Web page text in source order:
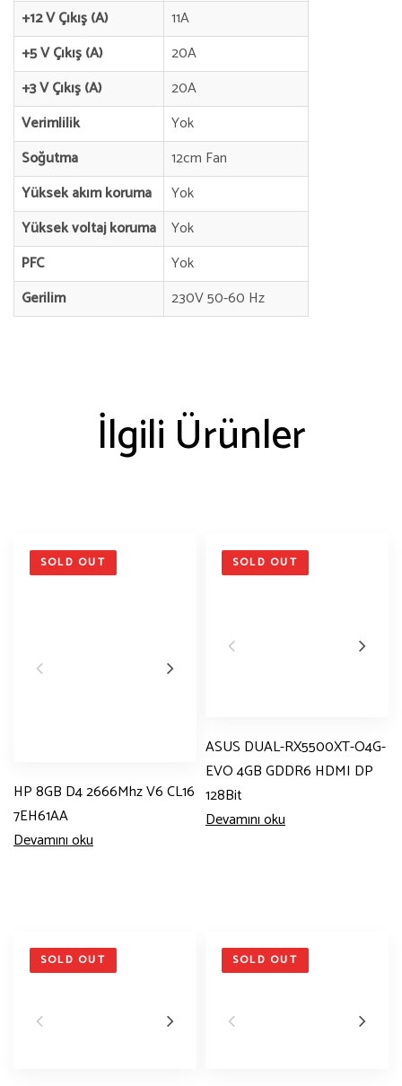
+12 V Çıkış (A)
11A
+5 V Çıkış (A)
20A
+3 V Çıkış (A)
20A
Verimlilik
Yok
Soğutma
12cm Fan
Yüksek akım koruma
Yok
Yüksek voltaj koruma
Yok
PFC
Yok
Gerilim
230V 50-60 Hz
İlgili Ürünler
SOLD OUT
HP 8GB D4 2666Mhz V6 CL16
7EH61AA
Devamını oku
SOLD OUT
ASUS DUAL-RX5500XT-O4G-
EVO 4GB GDDR6 HDMI DP
128Bit
Devamını oku
SOLD OUT SOLD OUT